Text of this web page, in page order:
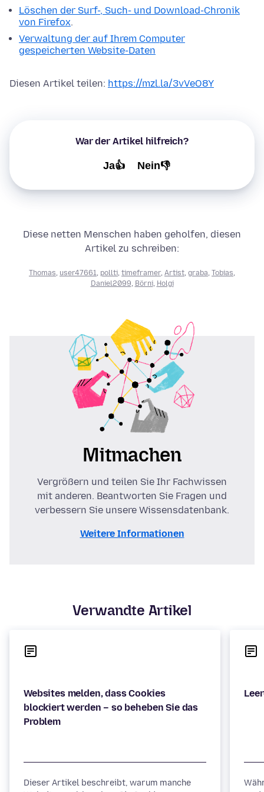
Löschen der Surf-, Such- und Download-Chronik
von Firefox.
Verwaltung der auf Ihrem Computer
gespeicherten Website-Daten
Diesen Artikel teilen: https://mzl.la/3vVeO8Y
War der Artikel hilfreich?
Ja👍 Nein👎
Diese netten Menschen haben geholfen, diesen
Artikel zu schreiben:
Thomas user47661 pollti timeframer, Artist graba Tobias
Daniel2099 Börni, Holgi
Mitmachen
Vergrößern und teilen Sie Ihr Fachwissen
mit anderen. Beantworten Sie Fragen und
verbessern Sie unsere Wissensdatenbank.
Weitere Informationen
Verwandte Artikel
Websites melden, dass Cookies
blockiert werden – so beheben Sie das
Problem
Dieser Artikel beschreibt, warum manche